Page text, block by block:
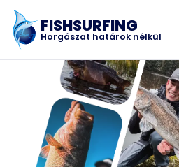
FISHSURFING
Horgászat határok nélkül
Regisztráció
Főoldal